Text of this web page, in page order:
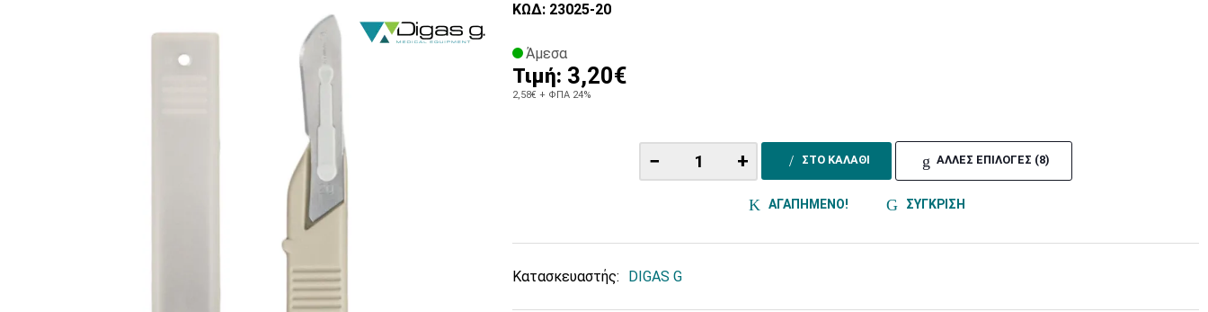
ΚΩΔ: 23025-20
Άμεσα
Τιμή: 3,20€
2,58€ + ΦΠΑ 24%
− + ΣΤΟ ΚΑΛΑΘΙ ΑΛΛΕΣ ΕΠΙΛΟΓΕΣ (8)
ΑΓΑΠΗΜΕΝΟ! ΣΥΓΚΡΙΣΗ
Κατασκευαστής: DIGAS G